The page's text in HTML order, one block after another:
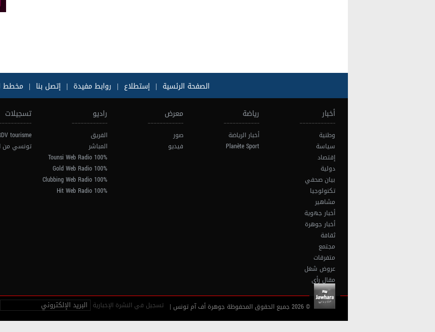
الصفحة الرئسية | إستطلاع | روابط مفيدة | إتصل بنا | مخطط
أخبار
وطنية
سياسة
إقتصاد
دولية
بيان صحفي
تكنولوجيا
مشاهير
أخبار جهوية
أخبار جوهرة
ثقافة
مجتمع
متفرقات
عروض شغل
مقال رأي
رياضة
أخبار الرياضة
Planète Sport
معرض
صور
فيديو
راديو
الفريق
المباشر
100% Tounsi Web Radio
100% Gold Web Radio
100% Clubbing Web Radio
100% Hit Web Radio
تسجيلات
tourisme
تونسي من
© 2026 جميع الحقوق المحفوظة جوهرة أف آم تونس | تسجيل في النشرة الإخبارية